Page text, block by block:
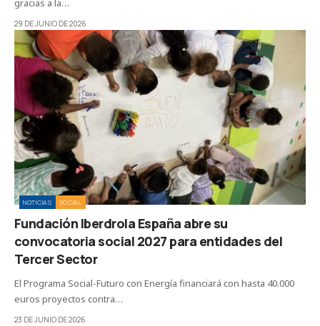
gracias a la…
29 DE JUNIO DE 2026
NOTICIAS SOCIAL
Fundación Iberdrola España abre su
convocatoria social 2027 para entidades del
Tercer Sector
El Programa Social-Futuro con Energía financiará con hasta 40.000
euros proyectos contra…
23 DE JUNIO DE 2026